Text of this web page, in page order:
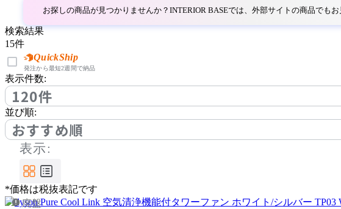
アンドリューワールド
ANONIMA CASTELLI
アノニマカステッリ
Another Garden
アナザーガーデン
ARIAKE
お探しの商品が見つかりませんか？INTERIOR BASEでは、外部サイトの商品でもお
検索結果
15件
QuickShip
発注から最短2週間で納品
表示件数:
120件
並び順:
おすすめ順
表示:
*価格は税抜表記です
廃盤